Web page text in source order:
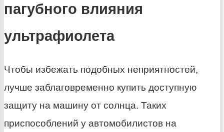
пагубного влияния
ультрафиолета
Чтобы избежать подобных неприятностей,
лучше заблаговременно купить доступную
защиту на машину от солнца. Таких
приспособлений у автомобилистов на